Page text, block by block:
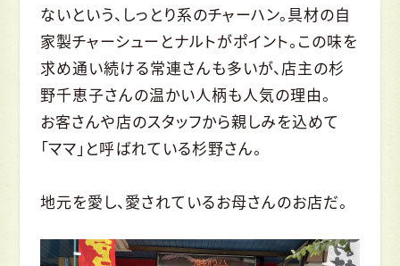
ないという、しっとり系のチャーハン。具材の自
家製チャーシューとナルトがポイント。この味を
求め通い続ける常連さんも多いが、店主の杉
野千恵子さんの温かい人柄も人気の理由。
お客さんや店のスタッフから親しみを込めて
「ママ」と呼ばれている杉野さん。
地元を愛し、愛されているお母さんのお店だ。